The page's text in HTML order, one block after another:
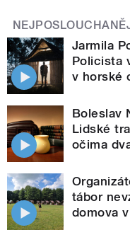
Jarmila
Policista
v horské
Boleslav
Lidské
očima
tábor
domova